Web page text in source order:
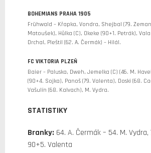
BOHEMIANS PRAHA 1905
Frühwald – Křapka, Vondra, Shejbal (79.
Matoušek), Hůlka (C), Okeke (90+1. Petrák),
Drchal, Pleštil (62. A. Čermák) – Hilál.
FC VIKTORIA PLZEŇ
Baier – Paluska, Dweh, Jemelka (C) (46. M.
(90+4. Sojka), Panoš (79. Valenta), Doski (68.
Vašulín (68. Kalvach), M. Vydra.
STATISTIKY
Branky: 64. A. Čermák – 54. M. Vydra,
90+5. Valenta